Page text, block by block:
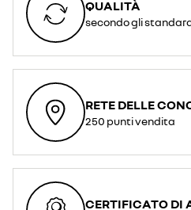
QUALITÀ
secondo gli
RETE DELLE
250 punti vendita
CERTIFICATO DI